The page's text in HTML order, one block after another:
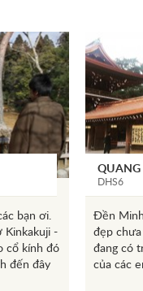
bạn ơi.
Kinkakuji -
cổ kính đó
đến đây
QUANG
DHS6
Đền Minh
đẹp
đang có
của các